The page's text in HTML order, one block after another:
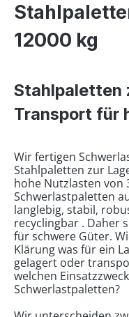
12000 kg
Stahlpaletten
Transport für
Wir fertigen
Stahlpaletten zur
hohe Nutzlasten von
Schwerlastpaletten
langlebig, stabil,
recyclingbar . Daher
für schwere Güter.
Klärung was für ein
gelagert oder
welchen
Schwerlastpaletten?